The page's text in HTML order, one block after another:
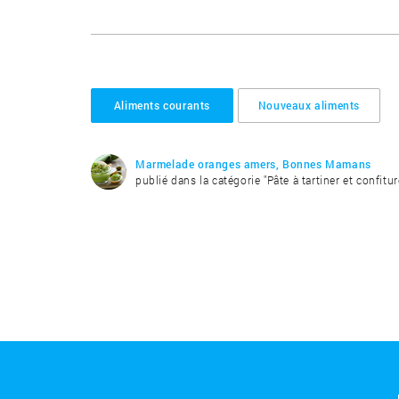
Aliments courants Nouveaux aliments
Marmelade oranges amers, Bonnes Mamans
publié dans la catégorie "Pâte à tartiner et